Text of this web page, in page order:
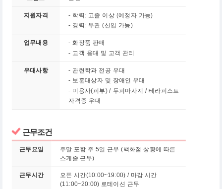
지원자격
- 학력: 고졸 이상 (예정자 가능)
- 경력: 무관 (신입 가능)
업무내용
- 화장품 판매
- 고객 응대 및 고객 관리
우대사항
- 관련학과 전공 우대
- 보훈대상자 및 장애인 우대
- 미용사(피부) / 두피마사지 / 테라피스트
자격증 우대
근무조건
근무요일
주말 포함 주 5일 근무 (백화점 상황에 따른
스케줄 근무)
근무시간 오픈 시간(10:00~19:00) / 마감 시간
(11:00~20:00) 로테이션 근무